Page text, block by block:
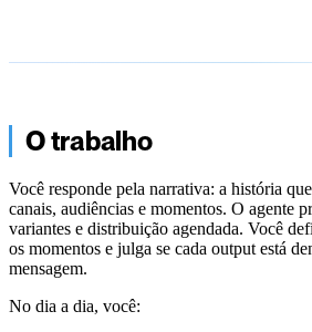
O trabalho
Você responde pela narrativa: a história
canais, audiências e momentos. O agente
variantes e distribuição agendada. Você
os momentos e julga se cada output está
mensagem.
No dia a dia, você: